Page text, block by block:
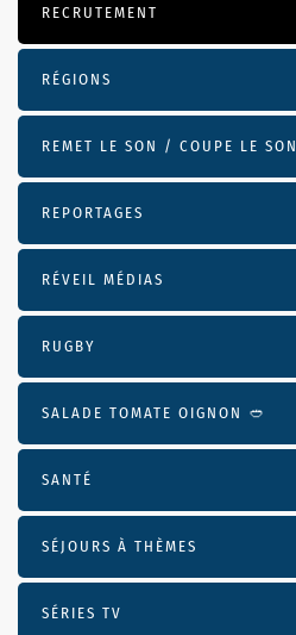
RECRUTEMENT
RÉGIONS
REMET LE SON / COUPE LE SON
REPORTAGES
RÉVEIL MÉDIAS
RUGBY
SALADE TOMATE OIGNON 🥙
SANTÉ
SÉJOURS À THÈMES
SÉRIES TV